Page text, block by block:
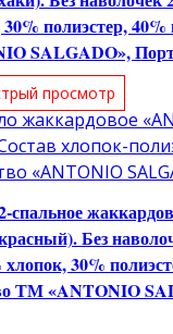
полиэстер,
SALGADO»,
просмотр
Без
30%
ТМ «ANTONIO